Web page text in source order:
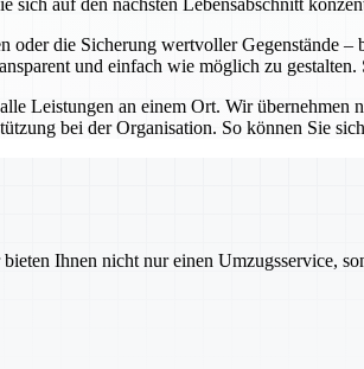
sich auf den nächsten Lebensabschnitt
die Sicherung wertvoller Gegenstände
und einfach wie möglich zu
Leistungen an einem Ort. Wir
bei der Organisation. So können Sie
Ihnen nicht nur einen Umzugsservice,